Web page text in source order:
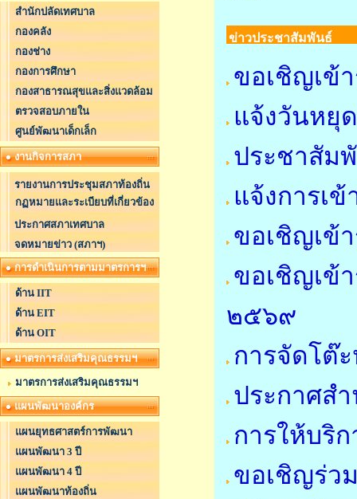
สำนักปลัดเทศบาล
กองคลัง
กองช่าง
กองการศึกษา
กองสาธารณสุขและสิ่งแวดล้อม
ตรวจสอบภายใน
ศูนย์พัฒนาเด็กเล็ก
งานกิจการสภา
รายงานการประชุมสภาท้องถิ่น
กฏหมายและระเบียบที่เกี่ยวข้อง
ประกาศสภาเทศบาล
จดหมายข่าว (สภาฯ)
การดำเนินการตามมาตรการฯ
ด้าน IIT
ด้าน EIT
ด้าน OIT
มาตรการส่งเสริมคุณธรรมฯ
มาตรการส่งเสริมคุณธรรมฯ
แผนพัฒนาองค์กร
แผนยุทธศาสตร์การพัฒนา
แผนพัฒนา 3 ปี
แผนพัฒนา 4 ปี
แผนพัฒนาท้องถิ่น
ข่าวประชาสัมพันธ์
ขอเชิญเข้
แจ้งวันหยุ
ประชาสัม
แจ้งการเ
ขอเชิญเข้
ขอเชิญเข้
๒๕๖๙
การจัดโต๊
ประกาศส
การให้บริ
ขอเชิญร่ว